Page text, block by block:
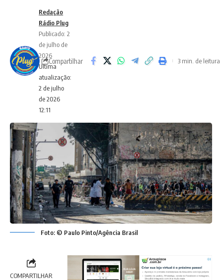
Ultima
atualização:
2 de julho
de 2026
12:11
Redação
Rádio Plug
Publicado: 2
de julho de
2026
Compartilhar 3 min. de leitura
Foto: © Paulo Pinto/Agência Brasil
COMPARTILHAR